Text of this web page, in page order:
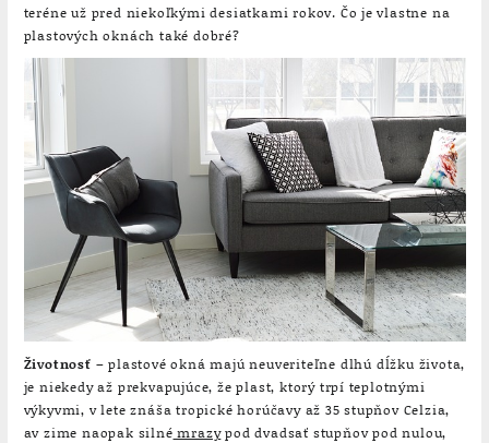
teréne už pred niekoľkými desiatkami rokov. Čo je vlastne na
plastových oknách také dobré?
Životnosť – plastové okná majú neuveriteľne dlhú dĺžku života,
je niekedy až prekvapujúce, že plast, ktorý trpí teplotnými
výkyvmi, v lete znáša tropické horúčavy až 35 stupňov Celzia,
av zime naopak silné mrazypod dvadsať stupňov pod nulou,